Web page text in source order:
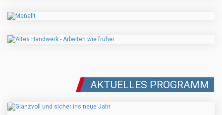
AKTUELLES PROGRAMM